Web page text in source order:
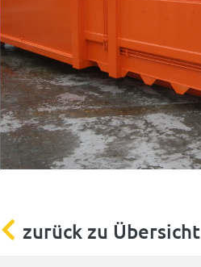
zurück zu Übersicht